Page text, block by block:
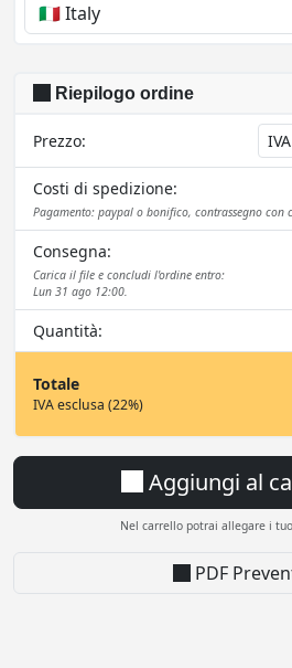
Tempi, costi e tasse
della regione e dei
Riepilogo ordine
Prezzo:
Costi di spedizione:
Pagamento: paypal o bonifico, contrassegno con
Consegna:
Carica il file e concludi l'ordine entro:
Lun 31 ago 12:00.
Quantità:
Totale
IVA esclusa (22%)
Aggiungi al
Nel carrello potrai allegare i
PDF